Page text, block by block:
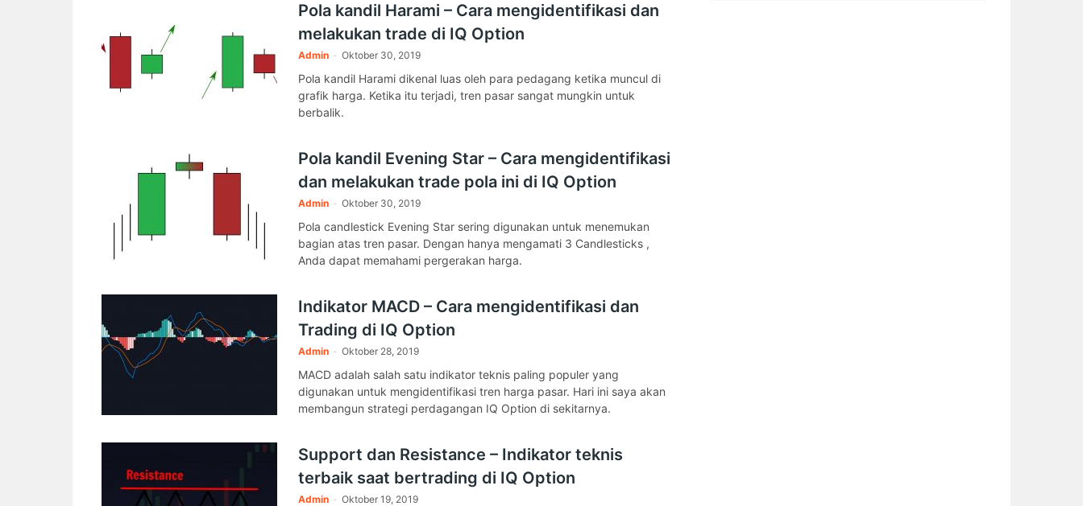
Pola kandil Harami – Cara mengidentifikasi dan
melakukan trade di IQ Option
Admin - Oktober 30, 2019
Pola kandil Harami dikenal luas oleh para pedagang ketika muncul di
grafik harga. Ketika itu terjadi, tren pasar sangat mungkin untuk
berbalik.
Pola kandil Evening Star – Cara mengidentifikasi
dan melakukan trade pola ini di IQ Option
Admin - Oktober 30, 2019
Pola candlestick Evening Star sering digunakan untuk menemukan
bagian atas tren pasar. Dengan hanya mengamati 3 Candlesticks ,
Anda dapat memahami pergerakan harga.
Indikator MACD – Cara mengidentifikasi dan
Trading di IQ Option
Admin - Oktober 28, 2019
MACD adalah salah satu indikator teknis paling populer yang
digunakan untuk mengidentifikasi tren harga pasar. Hari ini saya akan
membangun strategi perdagangan IQ Option di sekitarnya.
Support dan Resistance – Indikator teknis
terbaik saat bertrading di IQ Option
Admin - Oktober 19, 2019